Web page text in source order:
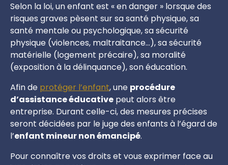
Selon la loi, un enfant est « en danger » lorsque des
risques graves pèsent sur sa santé physique, sa
santé mentale ou psychologique, sa sécurité
physique (violences, maltraitance…), sa sécurité
matérielle (logement précaire), sa moralité
(exposition à la délinquance), son éducation.
Afin de protéger l’enfant, une procédure
d’assistance éducative peut alors être
entreprise. Durant celle-ci, des mesures précises
seront décidées par le juge des enfants à l’égard de
l’enfant mineur non émancipé.
Pour connaître vos droits et vous exprimer face au